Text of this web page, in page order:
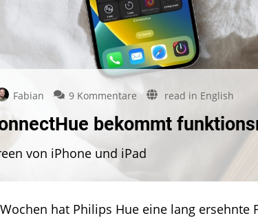
Fabian 9 Kommentarezu
iConnectHue
funktionsreiche
read in English
bekommt
von iPhone und iPad
hat Philips Hue eine lang